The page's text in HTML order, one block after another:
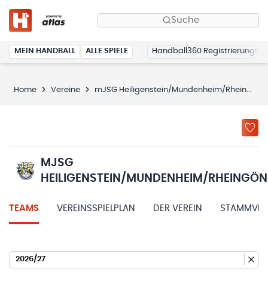
Suche
MEIN HANDBALL ALLE SPIELE Handball360 Registrierung
Home Vereine mJSG Heiligenstein/Mundenheim/Rheingönheim
MJSG
HEILIGENSTEIN/MUNDENHEIM/
TEAMS VEREINSSPIELPLAN DER VEREIN
2026/27